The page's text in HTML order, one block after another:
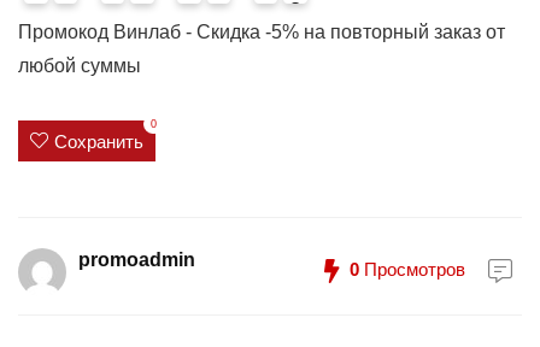
Промокод Винлаб - Скидка -5% на повторный заказ от
любой суммы
Сохранить
0
promoadmin 0 Просмотров